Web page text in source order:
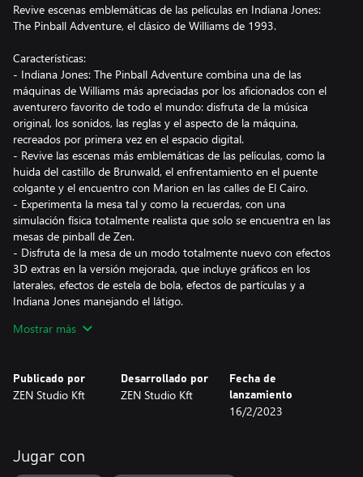
Revive escenas emblemáticas de las películas en Indiana Jones:
The Pinball Adventure, el clásico de Williams de 1993.
Características:
- Indiana Jones: The Pinball Adventure combina una de las
máquinas de Williams más apreciadas por los aficionados con el
aventurero favorito de todo el mundo: disfruta de la música
original, los sonidos, las reglas y el aspecto de la máquina,
recreados por primera vez en el espacio digital.
- Revive las escenas más emblemáticas de las películas, como la
huida del castillo de Brunwald, el enfrentamiento en el puente
colgante y el encuentro con Marion en las calles de El Cairo.
- Experimenta la mesa tal y como la recuerdas, con una
simulación física totalmente realista que solo se encuentra en las
mesas de pinball de Zen.
- Disfruta de la mesa de un modo totalmente nuevo con efectos
3D extras en la versión mejorada, que incluye gráficos en los
laterales, efectos de estela de bola, efectos de partículas y a
Indiana Jones manejando el látigo.
individual, multijugador local, desafío y torneo.
Mostrar más
Publicado por
ZEN Studio Kft
Desarrollado por
ZEN Studio Kft
Fecha de
lanzamiento
16/2/2023
Jugar con